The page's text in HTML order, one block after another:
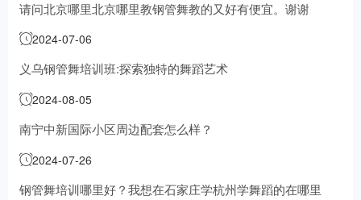
请问北京哪里北京哪里教钢管舞教的又好有便宜。谢谢
2024-07-06
义乌钢管舞培训班:探索独特的舞蹈艺术
2024-08-05
南宁中新国际小区周边配套怎么样？
2024-07-26
钢管舞培训哪里好？我想在石家庄学杭州学舞蹈的在哪里